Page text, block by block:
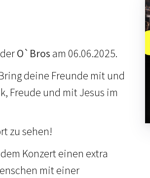
O`Bros am 06.06.2025.
deine Freunde mit und
Freude und mit Jesus im
zu sehen!
Konzert einen extra
mit einer